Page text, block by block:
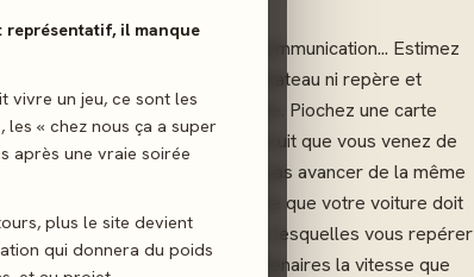
représentatif, il manque
vivre un jeu, ce sont les
« chez nous ça a super
après une vraie soirée
plus le site devient
qui donnera du poids
intuition et votre sens de la communication... Estimez
avancez votre voiture sans plateau ni repère et
d’arriver dans le bon ordre. Piochez une carte
déplacez votre voiture sur le circuit que vous venez de
1 à 7, ces cartes ne vous feront pas avancer de la même
c'est à vous d'estimer la distance que votre voiture doit
de plateau, pas de cases sur lesquelles vous repérer
déplacement indique à vos partenaires la vitesse que